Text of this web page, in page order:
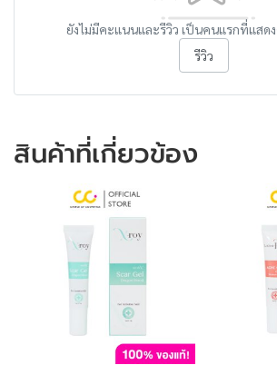
ยังไม่มีคะแนนและรีวิว เป็นคนแรกที่แสด
รีวิว
สินค้าที่เกี่ยวข้อง